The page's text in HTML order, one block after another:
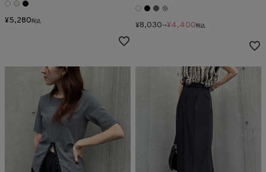
¥5,280税込 ¥8,030→¥4,400税込